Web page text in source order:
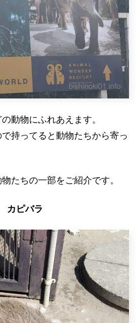
動物にふれあえます。
持ってると動物たちから寄っ
たちの一部をご紹介です。
カピバラ